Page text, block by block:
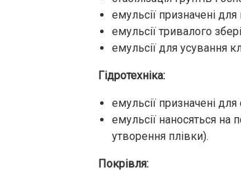
емульсії призначені
емульсії тривалого
емульсії для усування
Гідротехніка:
емульсії призначені
емульсії наносяться
утворення плівки).
Покрівля: